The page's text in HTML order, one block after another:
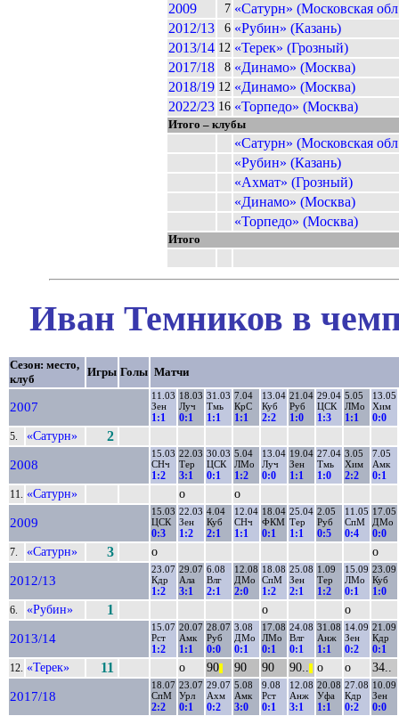
2009
7 «Сатурн» (Московская
2012/13
6 «Рубин» (Казань)
2013/14 12 «Терек» (Грозный)
2017/18
8 «Динамо» (Москва)
2018/19 12 «Динамо» (Москва)
2022/23 16 «Торпедо» (Москва)
Итого – клубы
«Сатурн» (Московская
«Рубин» (Казань)
«Ахмат» (Грозный)
«Динамо» (Москва)
«Торпедо» (Москва)
Итого
Иван Темников в
Сезон: место,
клуб
Игры Голы Матчи
2007
11.03
Зен
1:1
18.03
Луч
0:1
31.03
Тмь
1:1
7.04
КрС
1:1
13.04
Куб
2:2
21.04
Руб
1:0
29.04
ЦСК
1:3
5.05
ЛМо
1:1
13.05
Хим
0:0
5. «Сатурн» 2
2008
15.03
СНч
1:2
22.03
Тер
3:1
30.03
ЦСК
0:1
5.04
ЛМо
1:2
13.04
Луч
0:0
19.04
Зен
1:1
27.04
Тмь
1:0
3.05
Хим
2:2
7.05
Амк
0:1
11. «Сатурн» о о
2009
15.03
ЦСК
0:3
22.03
Зен
1:2
4.04
Куб
2:1
12.04
СНч
1:1
18.04
ФКМ
0:1
25.04
Тер
1:1
2.05
Руб
0:5
11.05
СпМ
0:4
17.05
ДМо
0:0
7. «Сатурн» 3 о о
2012/13
23.07
Кдр
1:2
29.07
Ала
3:1
6.08
Влг
2:1
12.08
ДМо
2:0
18.08
СпМ
1:2
25.08
Зен
2:1
1.09
Тер
1:2
15.09
ЛМо
0:1
23.09
Куб
1:0
6. «Рубин» 1 о о
2013/14
15.07
Рст
1:2
20.07
Амк
1:1
28.07
Руб
0:0
3.08
ДМо
0:1
17.08
ЛМо
0:1
24.08
Влг
0:1
31.08
Анж
1:1
14.09
Зен
0:2
21.09
Кдр
0:1
12. «Терек» 11 о 90 90 90 90.. о о 34..
2017/18
18.07
СпМ
2:2
23.07
Урл
0:1
29.07
Ахм
0:2
5.08
Амк
3:0
9.08
Рст
0:1
12.08
Анж
3:1
20.08
Уфа
1:1
27.08
Кдр
0:2
10.09
Зен
0:0